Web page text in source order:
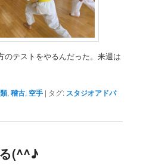
のテストをやるんだった。来週は
,稽古, 空手 | タグ: スタジオアドバ
(^^♪